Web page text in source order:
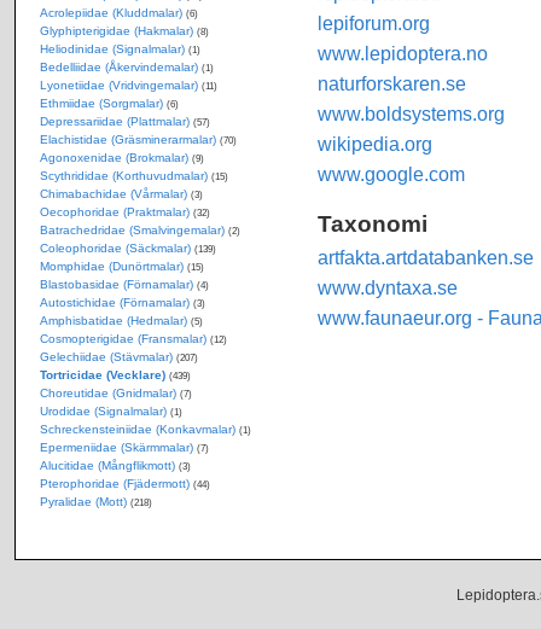
lepiforum.org
www.lepidoptera.no
naturforskaren.se
www.boldsystems.org
wikipedia.org
www.google.com
Taxonomi
artfakta.artdatabanken.se
www.dyntaxa.se
www.faunaeur.org -
Acrolepiidae (Kluddmalar) (6)
Glyphipterigidae (Hakmalar) (8)
Heliodinidae (Signalmalar) (1)
Bedelliidae (Åkervindemalar) (1)
Lyonetiidae (Vridvingemalar) (11)
Ethmiidae (Sorgmalar) (6)
Depressariidae (Plattmalar) (57)
Elachistidae (Gräsminerarmalar) (70)
Agonoxenidae (Brokmalar) (9)
Scythrididae (Korthuvudmalar) (15)
Chimabachidae (Vårmalar) (3)
Oecophoridae (Praktmalar) (32)
Batrachedridae (Smalvingemalar) (2)
Coleophoridae (Säckmalar) (139)
Momphidae (Dunörtmalar) (15)
Blastobasidae (Förnamalar) (4)
Autostichidae (Förnamalar) (3)
Amphisbatidae (Hedmalar) (5)
Cosmopterigidae (Fransmalar) (12)
Gelechiidae (Stävmalar) (207)
Tortricidae (Vecklare) (439)
Choreutidae (Gnidmalar) (7)
Urodidae (Signalmalar) (1)
Schreckensteiniidae (Konkavmalar) (1)
Epermeniidae (Skärmmalar) (7)
Alucitidae (Mångflikmott) (3)
Pterophoridae (Fjädermott) (44)
Pyralidae (Mott) (218)